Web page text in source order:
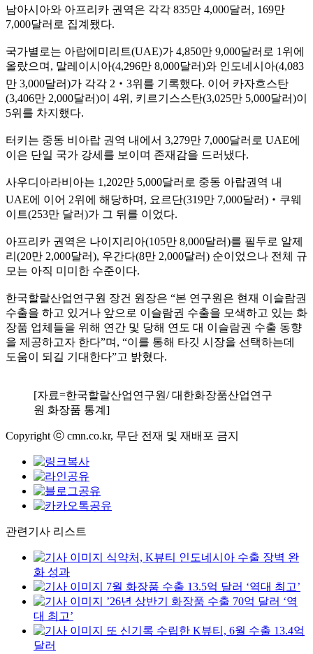
남아시아와 아프리카 권역은 각각 835만 4,000달러, 169만
7,000달러로 집계됐다.
국가별로는 아랍에미리트(UAE)가 4,850만 9,000달러로 1위에
올랐으며, 말레이시아(4,296만 8,000달러)와 인도네시아(4,083
만 3,000달러)가 각각 2‧3위를 기록했다. 이어 카자흐스탄
(3,406만 2,000달러)이 4위, 키르기스스탄(3,025만 5,000달러)이
5위를 차지했다.
터키는 중동 비아랍 권역 내에서 3,279만 7,000달러로 UAE에
이은 단일 국가 강세를 보이며 존재감을 드러냈다.
사우디아라비아는 1,202만 5,000달러로 중동 아랍권역 내
UAE에 이어 2위에 해당하며, 요르단(319만 7,000달러)‧쿠웨
이트(253만 달러)가 그 뒤를 이었다.
아프리카 권역은 나이지리아(105만 8,000달러)를 필두로 알제
리(20만 2,000달러), 우간다(8만 2,000달러) 순이었으나 전체 규
모는 아직 미미한 수준이다.
한국할랄산업연구원 장건 원장은 “본 연구원은 현재 이슬람권
수출을 하고 있거나 앞으로 이슬람권 수출을 모색하고 있는 화
장품 업체들을 위해 연간 및 당해 연도 대 이슬람권 수출 동향
을 제공하고자 한다”며, “이를 통해 타깃 시장을 선택하는데
도움이 되길 기대한다”고 밝혔다.
[자료=한국할랄산업연구원/ 대한화장품산업연구
원 화장품 통계]
Copyright ⓒ cmn.co.kr, 무단 전재 및 재배포 금지
관련기사 리스트
식약처, K뷰티 인도네시아 수출 장벽 완
화 성과
7월 화장품 수출 13.5억 달러 ‘역대 최고’
’26년 상반기 화장품 수출 70억 달러 ‘역
대 최고’
또 신기록 수립한 K뷰티, 6월 수출 13.4억
달러